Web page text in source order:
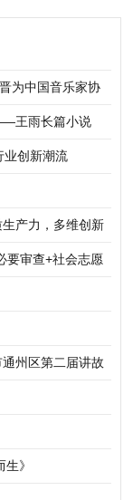
为中国音乐家协
王雨长篇小说
业创新潮流
产力，多维创新
要审查+社会志愿
州区第二届讲故
》